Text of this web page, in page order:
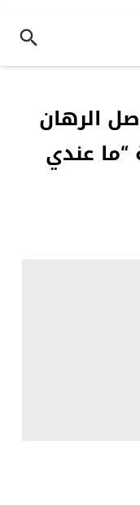
الرهان
“ما عندي